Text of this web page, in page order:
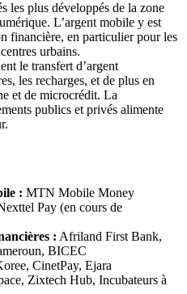
les plus développés de la zone
L’argent mobile y est
financière, en particulier pour les
urbains.
le transfert d’argent
les recharges, et de plus en
et de microcrédit. La
publics et privés alimente
: MTN Mobile Money
Pay (en cours de
: Afriland First Bank,
BICEC
CinetPay, Ejara
Zixtech Hub, Incubateurs à